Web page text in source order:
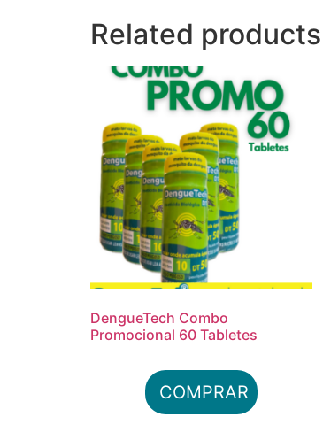
Related products
DengueTech Combo
Promocional 60 Tabletes
COMPRAR